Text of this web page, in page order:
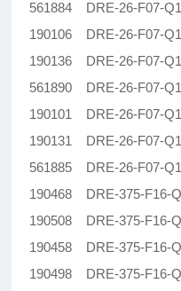
561884 DRE-26-F07-
190106 DRE-26-F07-
190136 DRE-26-F07-
561890 DRE-26-F07-
190101 DRE-26-F07-
190131 DRE-26-F07-
561885 DRE-26-F07-
190468 DRE-375-F16-
190508 DRE-375-F16-
190458 DRE-375-F16-
190498 DRE-375-F16-